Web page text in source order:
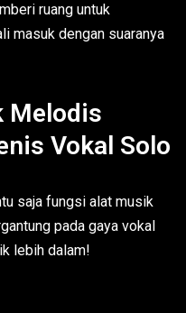
ruang untuk
masuk dengan suaranya
Melodis
Vokal Solo
saja fungsi alat musik
pada gaya vokal
lebih dalam!